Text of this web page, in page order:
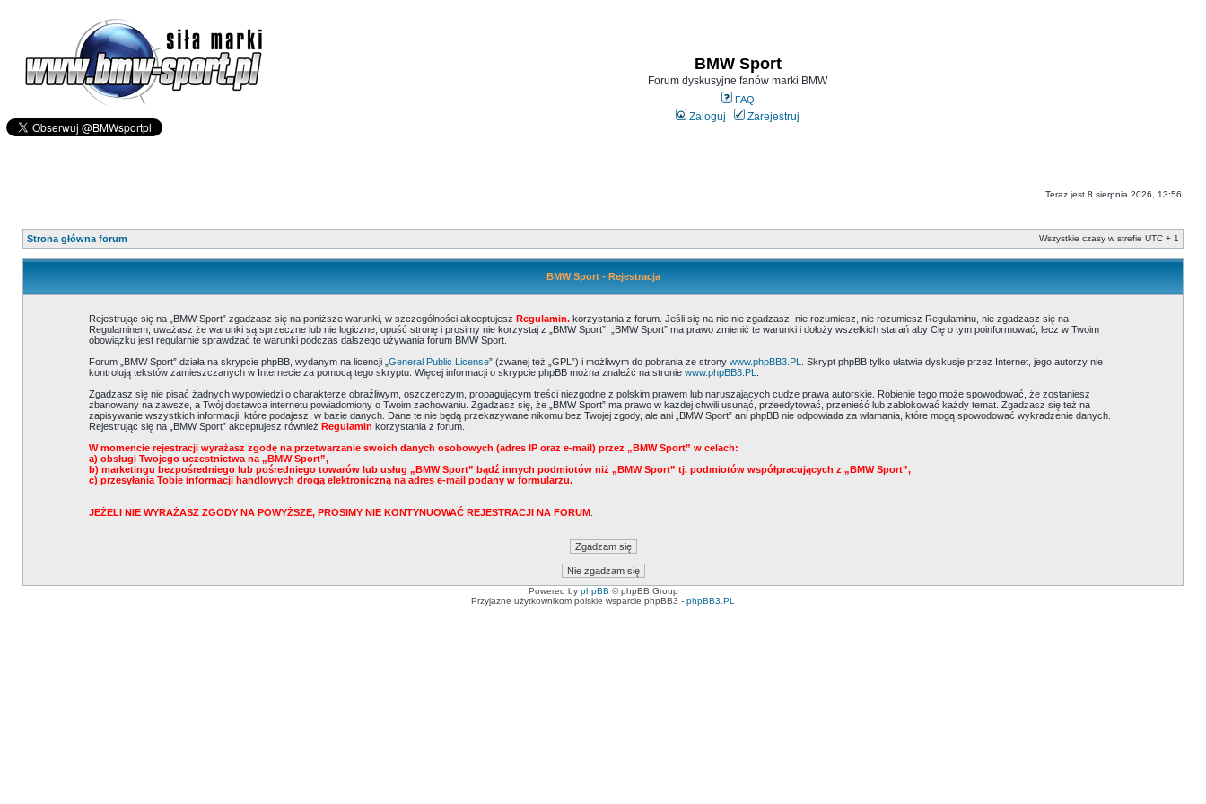
BMW Sport
Forum dyskusyjne fanów marki BMW
FAQ
Zaloguj Zarejestruj
Teraz jest 8 sierpnia 2026, 13:56
Strona główna forum Wszystkie czasy w strefie UTC + 1
BMW Sport - Rejestracja
Rejestrując się na „BMW Sport” zgadzasz się na poniższe warunki, w szczególności akceptujesz Regulamin.korzystania z forum. Jeśli się na nie nie zgadzasz, nie rozumiesz, nie rozumiesz Regulaminu, nie zgadzasz się na
Regulaminem, uważasz że warunki są sprzeczne lub nie logiczne, opuść stronę i prosimy nie korzystaj z „BMW Sport”. „BMW Sport” ma prawo zmienić te warunki i dołoży wszelkich starań aby Cię o tym poinformować, lecz w Twoim
obowiązku jest regularnie sprawdzać te warunki podczas dalszego używania forum BMW Sport.
Forum „BMW Sport” działa na skrypcie phpBB, wydanym na licencji „ General Public License” (zwanej też „GPL”) i możliwym do pobrania ze strony www.phpBB3.PL
. Skrypt phpBB tylko ułatwia dyskusje przez Internet, jego autorzy nie
kontrolują tekstów zamieszczanych w Internecie za pomocą tego skryptu. Więcej informacji o skrypcie phpBB można znaleźć na stronie www.phpBB3.PL
Zgadzasz się nie pisać żadnych wypowiedzi o charakterze obraźliwym, oszczerczym, propagującym treści niezgodne z polskim prawem lub naruszających cudze prawa autorskie. Robienie tego może spowodować, że zostaniesz
zbanowany na zawsze, a Twój dostawca internetu powiadomiony o Twoim zachowaniu. Zgadzasz się, że „BMW Sport” ma prawo w każdej chwili usunąć, przeedytować, przenieść lub zablokować każdy temat. Zgadzasz się też na
zapisywanie wszystkich informacji, które podajesz, w bazie danych. Dane te nie będą przekazywane nikomu bez Twojej zgody, ale ani „BMW Sport” ani phpBB nie odpowiada za włamania, które mogą spowodować wykradzenie danych.
Rejestrując się na „BMW Sport” akceptujesz również Regulamin korzystania z forum.
W momencie rejestracji wyrażasz zgodę na przetwarzanie swoich danych osobowych (adres IP oraz e-mail) przez „BMW Sport” w celach:
a) obsługi Twojego uczestnictwa na „BMW Sport”,
b) marketingu bezpośredniego lub pośredniego towarów lub usług „BMW Sport” bądź innych podmiotów niż „BMW Sport” tj. podmiotów współpracujących z „BMW Sport”,
c) przesyłania Tobie informacji handlowych drogą elektroniczną na adres e-mail podany w formularzu.
JEŻELI NIE WYRAŻASZ ZGODY NA POWYŻSZE, PROSIMY NIE KONTYNUOWAĆ REJESTRACJI NA FORUM.
Powered by phpBB © phpBB Group
Przyjazne użytkownikom polskie wsparcie phpBB3 - phpBB3.PL